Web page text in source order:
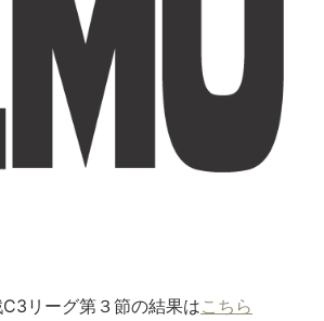
リーグ第３節の結果はこちら